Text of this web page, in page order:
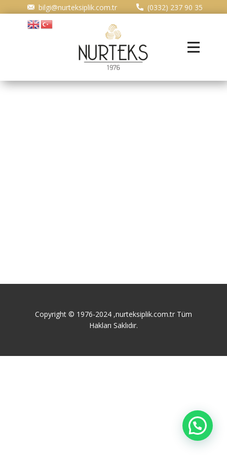
​bilgi@nurteksiplik.com.tr (0332) 237 90 35
Copyright © 1976-2024 ,nurteksiplik.com.tr Tüm
Hakları Saklıdır.